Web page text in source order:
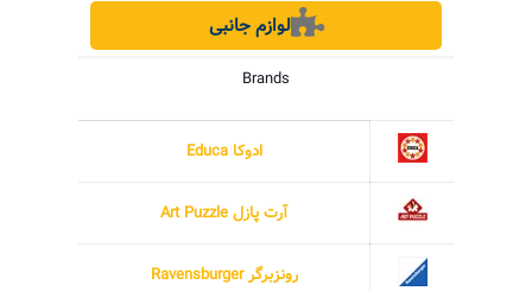
لوازم جانبی
Brands
ادوکا Educa
آرت پازل Art Puzzle
رونزبرگر Ravensburger